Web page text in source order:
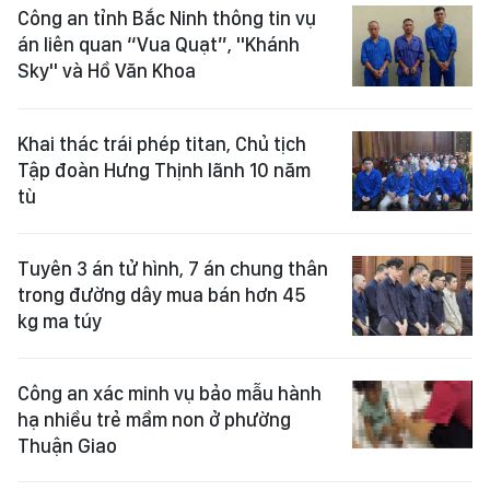
Công an tỉnh Bắc Ninh thông tin vụ
án liên quan “Vua Quạt”, "Khánh
Sky" và Hồ Văn Khoa
Khai thác trái phép titan, Chủ tịch
Tập đoàn Hưng Thịnh lãnh 10 năm
tù
Tuyên 3 án tử hình, 7 án chung thân
trong đường dây mua bán hơn 45
kg ma túy
Công an xác minh vụ bảo mẫu hành
hạ nhiều trẻ mầm non ở phường
Thuận Giao